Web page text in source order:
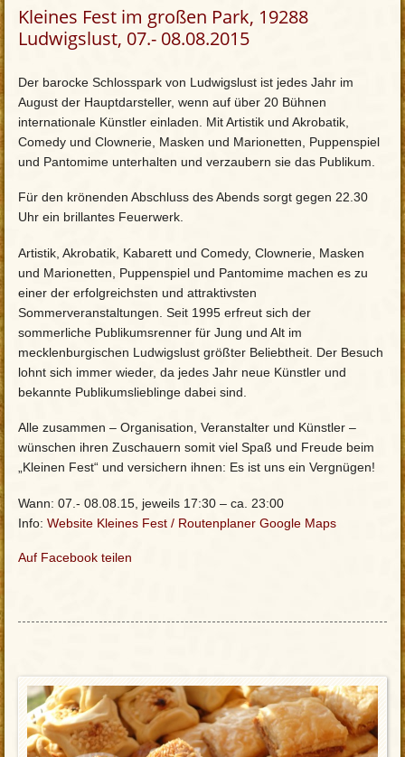
Kleines Fest im großen Park, 19288
Ludwigslust, 07.- 08.08.2015
Der barocke Schlosspark von Ludwigslust ist jedes Jahr im
August der Hauptdarsteller, wenn auf über 20 Bühnen
internationale Künstler einladen. Mit Artistik und Akrobatik,
Comedy und Clownerie, Masken und Marionetten, Puppenspiel
und Pantomime unterhalten und verzaubern sie das Publikum.
Für den krönenden Abschluss des Abends sorgt gegen 22.30
Uhr ein brillantes Feuerwerk.
Artistik, Akrobatik, Kabarett und Comedy, Clownerie, Masken
und Marionetten, Puppenspiel und Pantomime machen es zu
einer der erfolgreichsten und attraktivsten
Sommerveranstaltungen. Seit 1995 erfreut sich der
sommerliche Publikumsrenner für Jung und Alt im
mecklenburgischen Ludwigslust größter Beliebtheit. Der Besuch
lohnt sich immer wieder, da jedes Jahr neue Künstler und
bekannte Publikumslieblinge dabei sind.
Alle zusammen – Organisation, Veranstalter und Künstler –
wünschen ihren Zuschauern somit viel Spaß und Freude beim
„Kleinen Fest“ und versichern ihnen: Es ist uns ein Vergnügen!
Wann: 07.- 08.08.15, jeweils 17:30 – ca. 23:00
Info: Website Kleines Fest / Routenplaner Google Maps
Auf Facebook teilen